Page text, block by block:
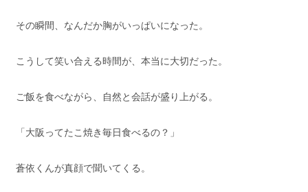
その瞬間、なんだか胸がいっぱいになった。
こうして笑い合える時間が、本当に大切だった。
ご飯を食べながら、自然と会話が盛り上がる。
「大阪ってたこ焼き毎日食べるの？」
蒼依くんが真顔で聞いてくる。